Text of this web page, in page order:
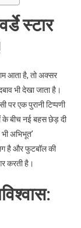
स्टार
आता है, तो अक्सर
भी देखा जाता है।
पर एक पुरानी टिप्पणी
के बीच नई बहस छेड़ दी
अभिभूत’
है और फुटबॉल की
करती है।